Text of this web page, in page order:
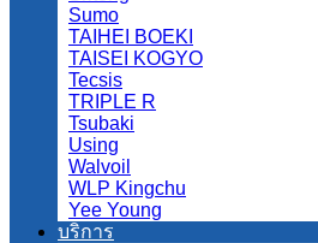
Sumo
TAIHEI BOEKI
TAISEI KOGYO
Tecsis
TRIPLE R
Tsubaki
Using
Walvoil
WLP Kingchu
Yee Young
บริการ